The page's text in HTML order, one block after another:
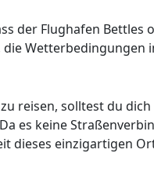
der Flughafen
die Wetterbedingungen
reisen, solltest du
es keine
dieses einzigartigen